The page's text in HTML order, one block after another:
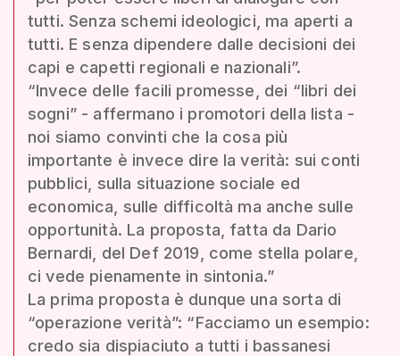
tutti. Senza schemi ideologici, ma aperti a
tutti. E senza dipendere dalle decisioni dei
capi e capetti regionali e nazionali”.
“Invece delle facili promesse, dei “libri dei
sogni” - affermano i promotori della lista -
noi siamo convinti che la cosa più
importante è invece dire la verità: sui conti
pubblici, sulla situazione sociale ed
economica, sulle difficoltà ma anche sulle
opportunità. La proposta, fatta da Dario
Bernardi, del Def 2019, come stella polare,
ci vede pienamente in sintonia.”
La prima proposta è dunque una sorta di
“operazione verità”: “Facciamo un esempio:
credo sia dispiaciuto a tutti i bassanesi